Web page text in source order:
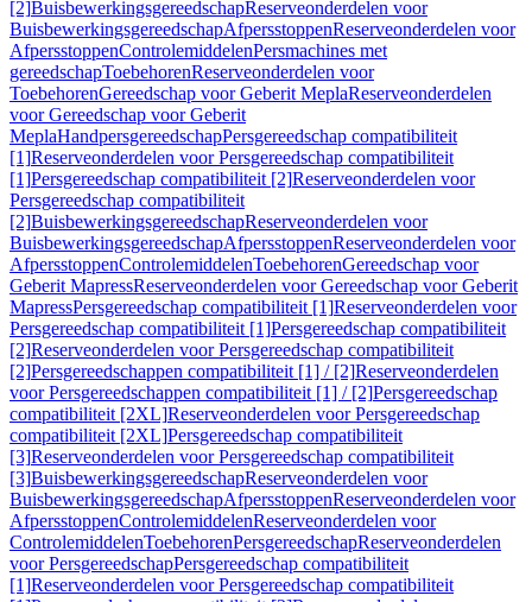
[2]BuisbewerkingsgereedschapReserveonderdelen voor
BuisbewerkingsgereedschapAfpersstoppenReserveonderdelen voor
AfpersstoppenControlemiddelenPersmachines met
gereedschapToebehorenReserveonderdelen voor
ToebehorenGereedschap voor Geberit MeplaReserveonderdelen
voor Gereedschap voor Geberit
MeplaHandpersgereedschapPersgereedschap compatibiliteit
[1]Reserveonderdelen voor Persgereedschap compatibiliteit
[1]Persgereedschap compatibiliteit [2]Reserveonderdelen voor
Persgereedschap compatibiliteit
[2]BuisbewerkingsgereedschapReserveonderdelen voor
BuisbewerkingsgereedschapAfpersstoppenReserveonderdelen voor
AfpersstoppenControlemiddelenToebehorenGereedschap voor
Geberit MapressReserveonderdelen voor Gereedschap voor Geberit
MapressPersgereedschap compatibiliteit [1]Reserveonderdelen voor
Persgereedschap compatibiliteit [1]Persgereedschap compatibiliteit
[2]Reserveonderdelen voor Persgereedschap compatibiliteit
[2]Persgereedschappen compatibiliteit [1] / [2]Reserveonderdelen
voor Persgereedschappen compatibiliteit [1] / [2]Persgereedschap
compatibiliteit [2XL]Reserveonderdelen voor Persgereedschap
compatibiliteit [2XL]Persgereedschap compatibiliteit
[3]Reserveonderdelen voor Persgereedschap compatibiliteit
[3]BuisbewerkingsgereedschapReserveonderdelen voor
BuisbewerkingsgereedschapAfpersstoppenReserveonderdelen voor
AfpersstoppenControlemiddelenReserveonderdelen voor
ControlemiddelenToebehorenPersgereedschapReserveonderdelen
voor PersgereedschapPersgereedschap compatibiliteit
[1]Reserveonderdelen voor Persgereedschap compatibiliteit